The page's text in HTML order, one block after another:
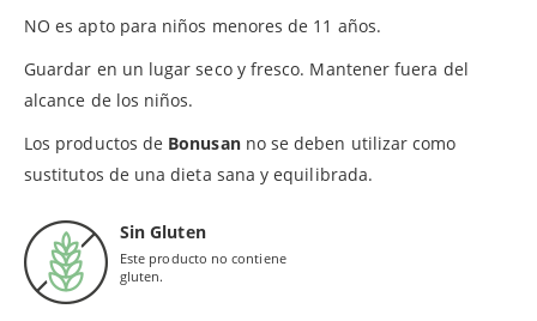
NO es apto para niños menores de 11 años.
Guardar en un lugar seco y fresco. Mantener fuera del
alcance de los niños.
Los productos de Bonusanno se deben utilizar como
sustitutos de una dieta sana y equilibrada.
Sin Gluten
Este producto no contiene
gluten.